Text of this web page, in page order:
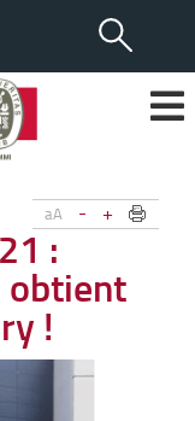
aA - +
:
obtient
!